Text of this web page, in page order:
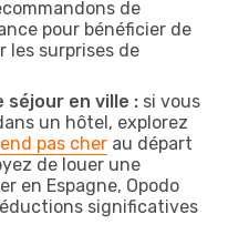
de
pour bénéficier de
les surprises de
séjour en ville : si vous
un hôtel, explorez
pas cher au départ
de louer une
en Espagne, Opodo
significatives